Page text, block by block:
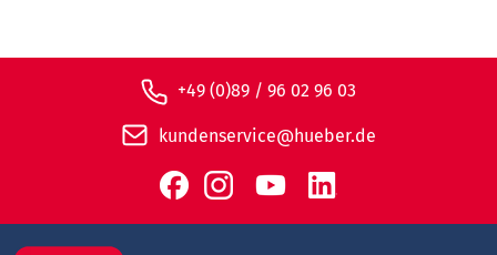
+49 (0)89 / 96 02 96 03
kundenservice@hueber.de